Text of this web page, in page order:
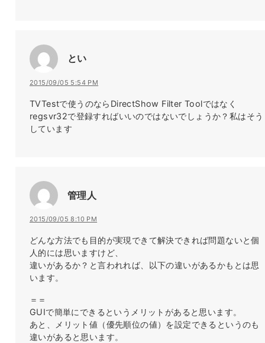
とい
2015/09/05 5:54 PM
TVTestで使うのならDirectShow Filter Toolではなく
regsvr32で登録すればいいのではないでしょうか？私はそう
しています
管理人
2015/09/05 8:10 PM
どんな方法でも目的が実現できて解決できれば問題ないと個
人的には思いますけど、
違いがあるか？と言われれば、以下の違いがあるかもとは思
います。
＝＝
GUIで簡単にできるというメリットがあると思います。
あと、メリット値（優先順位の値）を設定できるというのも
違いがあると思います。